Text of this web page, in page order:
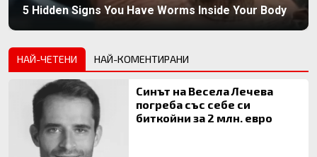
5 Hidden Signs You Have Worms Inside Your Body
НАЙ-ЧЕТЕНИ НАЙ-КОМЕНТИРАНИ
Синът на Весела Лечева
погреба със себе си
биткойни за 2 млн. евро